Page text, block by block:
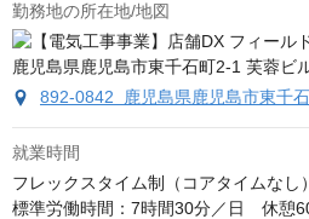
勤務地の所在地/地図
892-0842 鹿児島県鹿児島市東千
就業時間
フレックスタイム制（コアタイムなし
標準労働時間：7時間30分／日　休憩